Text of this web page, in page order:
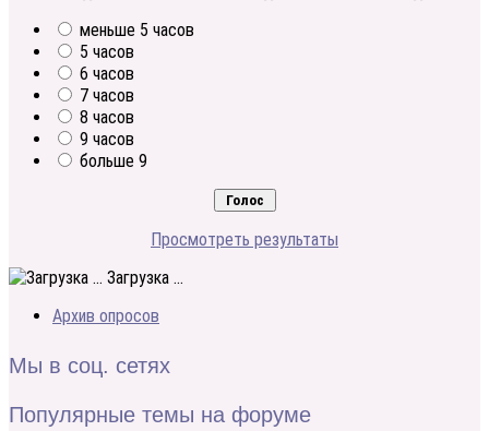
меньше 5 часов
5 часов
6 часов
7 часов
8 часов
9 часов
больше 9
Просмотреть результаты
Загрузка ...
Архив опросов
Мы в соц. сетях
Популярные темы на форуме